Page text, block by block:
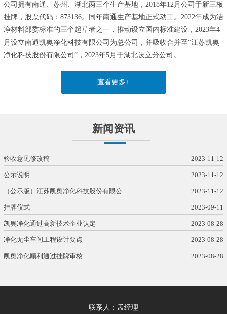
公司拥有南通、苏州、湖北两三个生产基地，2018年12月公司于新三板
挂牌，股票代码：873136。同年南通生产基地正式动工。2022年成为洁
净材料部委标准的三个起草者之一，推动设立国内标准建设，2023年4
月设立南通凯奥净化科技有限公司为总公司，并吸收合并至“江苏凯奥
净化科技股份有限公司”，2023年5月于湖北设立分公司。
查看更多+
新闻资讯
验收意见修改稿 2023-11-12
公示说明 2023-11-12
（公示版）江苏凯奥净化科技股份有限公… 2023-11-12
挂牌仪式 2023-09-11
凯奥净化通过高新技术企业认定 2023-08-28
净化无尘车间工程设计要点 2023-08-28
凯奥净化顺利通过挂牌审核 2023-08-28
联系人：孟经理